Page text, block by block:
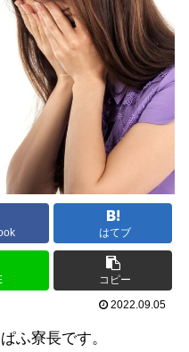
はてブ
コピー
2022.09.05
ふ寮長です。